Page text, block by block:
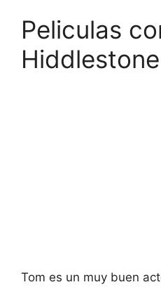
Peliculas
Hiddlestone
Tom es un muy buen